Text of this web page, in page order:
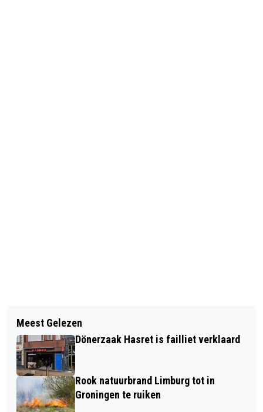
LINE-UP ESNS COMPLEET MET
BEKENDMAKING LAATSTE ARTIESTEN
HINDER VOOR TREINREIZIGERS OP
MEERDERE TRAJECTEN VANAF
ZATERDAG EN VOLGENDE WEEK
Meest Gelezen
Dönerzaak Hasret is failliet verklaard
Rook natuurbrand Limburg tot in
Groningen te ruiken